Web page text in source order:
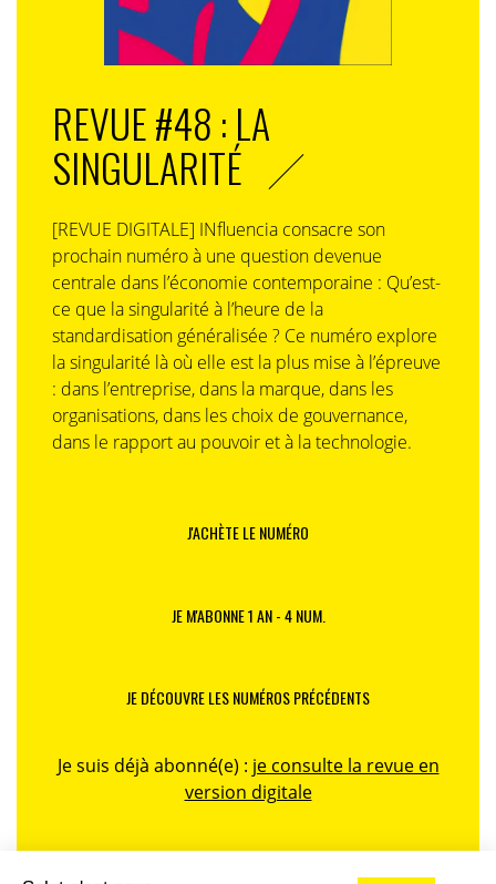
REVUE #48 : LA
SINGULARITÉ
[REVUE DIGITALE] INfluencia consacre son
prochain numéro à une question devenue
centrale dans l’économie contemporaine : Qu’est-
ce que la singularité à l’heure de la
standardisation généralisée ? Ce numéro explore
la singularité là où elle est la plus mise à l’épreuve
: dans l’entreprise, dans la marque, dans les
organisations, dans les choix de gouvernance,
dans le rapport au pouvoir et à la technologie.
J'ACHÈTE LE NUMÉRO
JE M'ABONNE 1 AN - 4 NUM.
JE DÉCOUVRE LES NUMÉROS PRÉCÉDENTS
Je suis déjà abonné(e) : je consulte la revue en
version digitale